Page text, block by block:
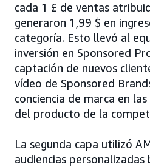
cada 1 £ de ventas
generaron 1,99 $ en
categoría. Esto llevó al
inversión en Sponsored
captación de nuevos
vídeo de Sponsored
conciencia de marca en
del producto de la
La segunda capa utilizó
audiencias personalizadas